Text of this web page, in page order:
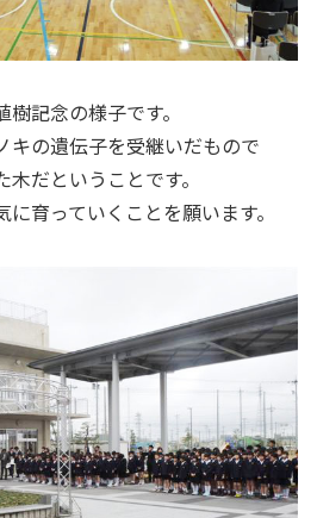
記念の様子です。
キの遺伝子を受継いだもので
だということです。
育っていくことを願います。